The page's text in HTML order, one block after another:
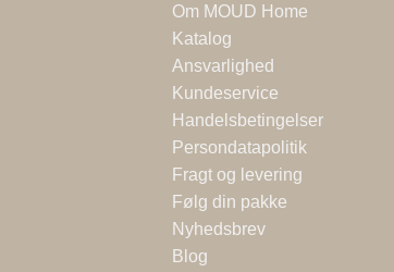
Om MOUD Home
Katalog
Ansvarlighed
Kundeservice
Handelsbetingelser
Persondatapolitik
Fragt og levering
Følg din pakke
Nyhedsbrev
Blog